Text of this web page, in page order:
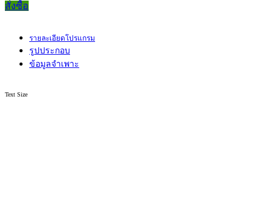
สั่งซื้อ
รายละเอียดโปรแกรม
รูปประกอบ
ข้อมูลจำเพาะ
Text Size